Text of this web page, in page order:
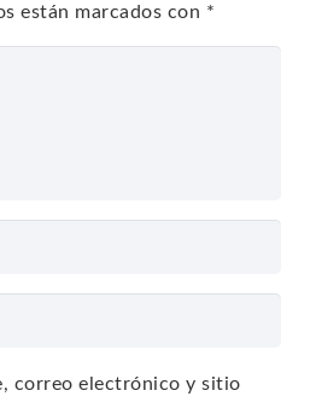
están marcados con *
correo electrónico y sitio